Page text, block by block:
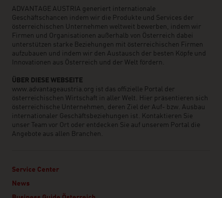
ADVANTAGE AUSTRIA generiert internationale
Geschäftschancen indem wir die Produkte und Services der
österreichischen Unternehmen weltweit bewerben, indem wir
Firmen und Organisationen außerhalb von Österreich dabei
unterstützen starke Beziehungen mit österreichischen Firmen
aufzubauen und indem wir den Austausch der besten Köpfe und
Innovationen aus Österreich und der Welt fördern.
ÜBER DIESE WEBSEITE
www.advantageaustria.org ist das offizielle Portal der
österreichischen Wirtschaft in aller Welt. Hier präsentieren sich
österreichische Unternehmen, deren Ziel der Auf- bzw. Ausbau
internationaler Geschäftsbeziehungen ist. Kontaktieren Sie
unser Team vor Ort oder entdecken Sie auf unserem Portal die
Angebote aus allen Branchen.
Service Center
News